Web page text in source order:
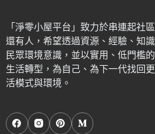
「淨零小屋平台」致力於串連起社
還有人，希望透過資源、經驗、知
民眾環境意識，並以實用、低門檻
生活轉型，為自己、為下一代找回
活模式與環境。